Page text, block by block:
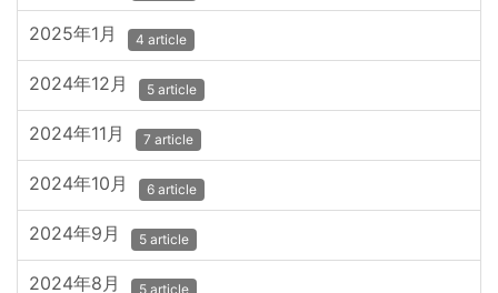
2025年1月 4 article
2024年12月 5 article
2024年11月 7 article
2024年10月 6 article
2024年9月 5 article
2024年8月 5 article